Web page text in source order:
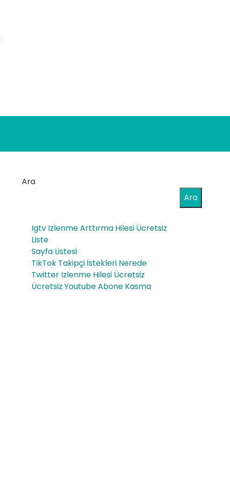
Ara
Ara
Igtv Izlenme Arttırma Hilesi Ücretsiz
Liste
Sayfa Listesi
TikTok Takipçi İstekleri Nerede
Twitter Izlenme Hilesi Ücretsiz
Ücretsiz Youtube Abone Kasma